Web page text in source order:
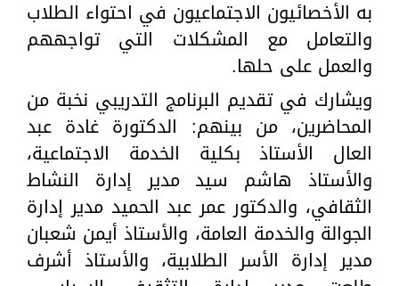
به الأخصائيون الاجتماعيون في احتواء الطلاب
والتعامل مع المشكلات التي تواجههم
والعمل على حلها.
ويشارك في تقديم البرنامج التدريبي نخبة من
المحاضرين، من بينهم: الدكتورة غادة عبد
العال الأستاذ بكلية الخدمة الاجتماعية،
والأستاذ هاشم سيد مدير إدارة النشاط
الثقافي، والدكتور عمر عبد الحميد مدير إدارة
الجوالة والخدمة العامة، والأستاذ أيمن شعبان
مدير إدارة الأسر الطلابية، والأستاذ أشرف